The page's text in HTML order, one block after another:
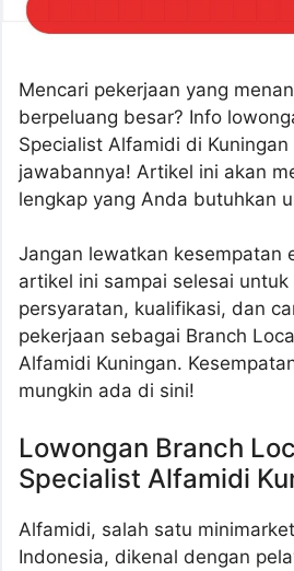
Mencari pekerjaan yang
berpeluang besar? Info
Specialist Alfamidi di Kuningan
jawabannya! Artikel ini akan
lengkap yang Anda butuhkan
Jangan lewatkan kesempatan
artikel ini sampai selesai untuk
persyaratan, kualifikasi, dan
pekerjaan sebagai Branch
Alfamidi Kuningan.
mungkin ada di sini!
Lowongan Branch
Specialist Alfamidi
Alfamidi, salah satu
Indonesia, dikenal dengan